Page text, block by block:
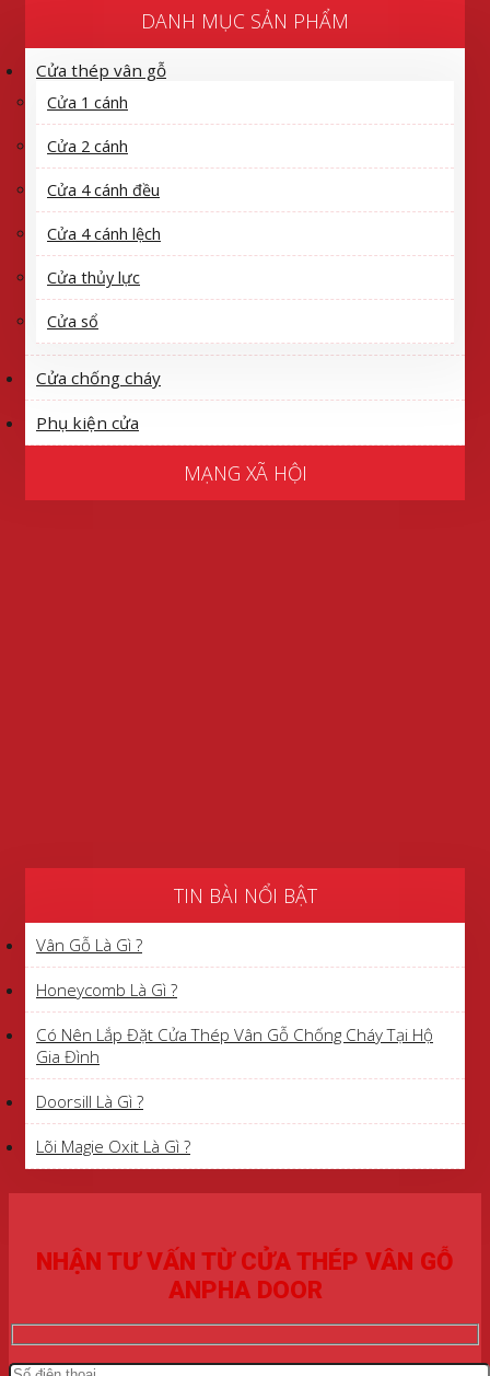
DANH MỤC SẢN PHẨM
Cửa thép vân gỗ
Cửa 1 cánh
Cửa 2 cánh
Cửa 4 cánh đều
Cửa 4 cánh lệch
Cửa thủy lực
Cửa sổ
Cửa chống cháy
Phụ kiện cửa
MẠNG XÃ HỘI
TIN BÀI NỔI BẬT
Vân Gỗ Là Gì ?
Honeycomb Là Gì ?
Có Nên Lắp Đặt Cửa Thép Vân Gỗ Chống Cháy Tại Hộ
Gia Đình
Doorsill Là Gì ?
Lõi Magie Oxit Là Gì ?
NHẬN TƯ VẤN TỪ CỬA THÉP VÂN GỖ
ANPHA DOOR